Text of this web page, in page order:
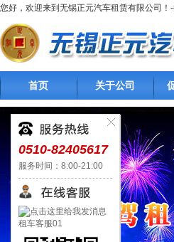
您好，欢迎来到无锡正元汽车租赁有限公司！
首页 关于公司
0510-82405617
服务时间：8:00-21:00
租车客服01